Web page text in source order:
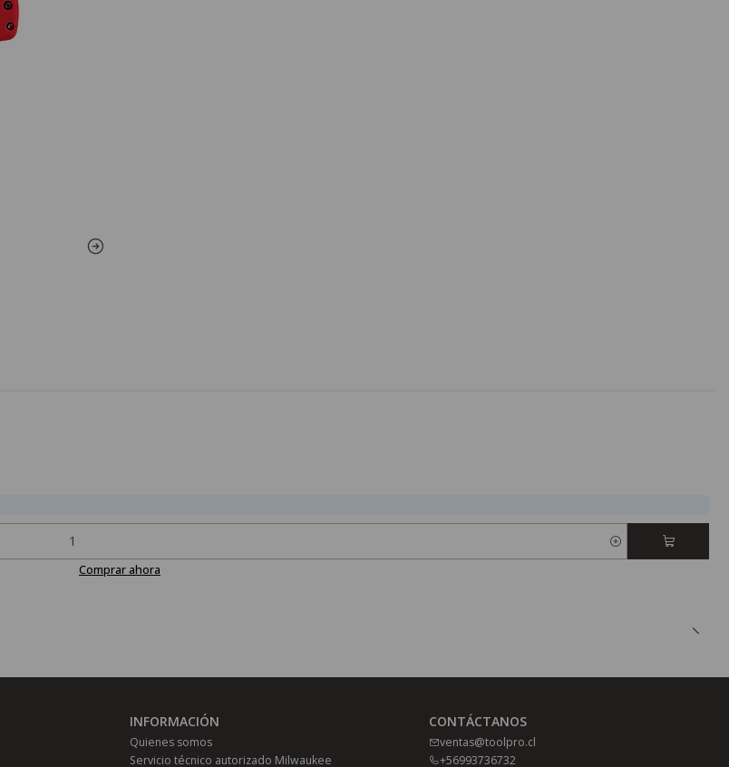
Comprar ahora
INFORMACIÓN
Quienes somos
Servicio técnico autorizado Milwaukee
CONTÁCTANOS
ventas@toolpro.cl
+56993736732